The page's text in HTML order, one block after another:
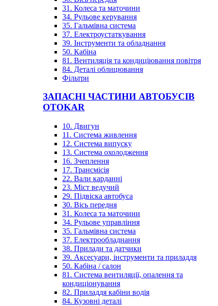
31. Колеса та маточини
34. Рульове керування
35. Гальмівна система
37. Електроустаткування
39. Інструменти та обладнання
50. Кабіна
81. Вентиляція та кондиціювання повітря
84. Деталі облицювання
Фільтри
ЗАПАСНІ ЧАСТИНИ АВТОБУСІВ
OTOKAR
10. Двигун
11. Система живлення
12. Система випуску
13. Система охолодження
16. Зчеплення
17. Трансмісія
22. Вали карданні
23. Міст ведучий
29. Підвіска автобуса
30. Вісь передня
31. Колеса та маточини
34. Рульове управління
35. Гальмівна система
37. Електрообладнання
38. Прилади та датчики
39. Аксесуари, інструменти та приладдя
50. Кабіна / салон
81. Система вентиляції, опалення та
кондиціонування
82. Приладдя кабіни водія
84. Кузовні деталі